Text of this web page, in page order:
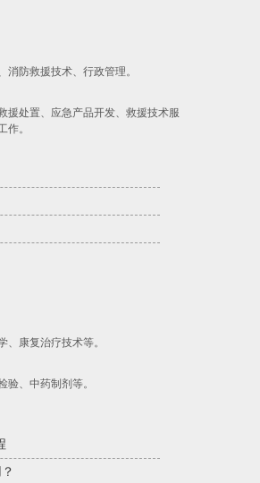
消防救援技术、行政管理。
援处置、应急产品开发、救援技术服
作。
、康复治疗技术等。
验、中药制剂等。